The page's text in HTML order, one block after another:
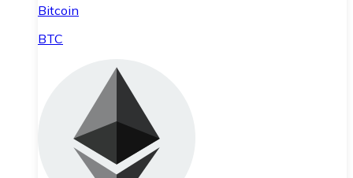
Bitcoin
BTC